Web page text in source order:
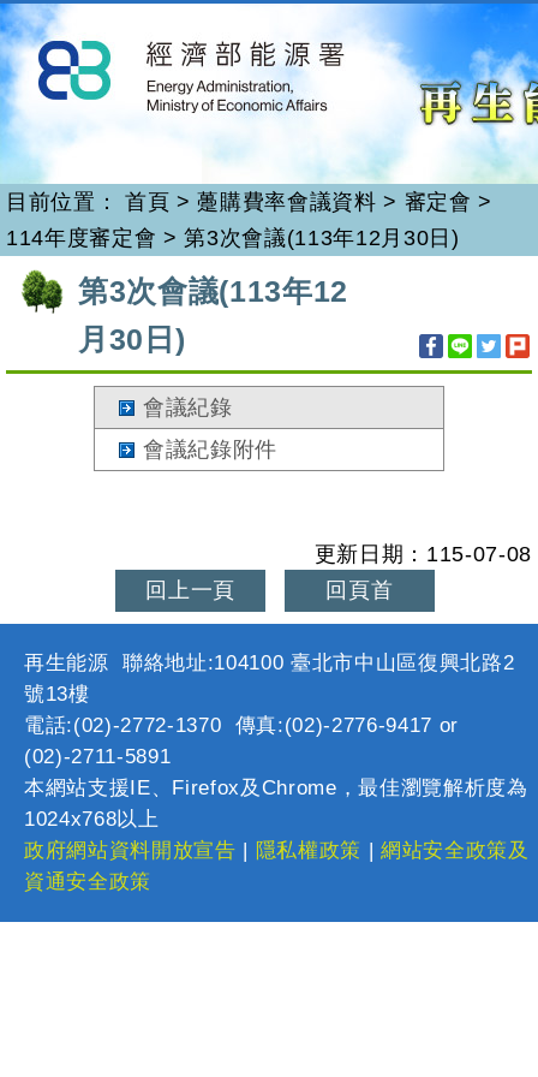
跳
到
主
要
內
再生能源
目前位置： 首頁 > 躉購費率會議資料 > 審定會 >
114年度審定會 >第3次會議(113年12月30日)
第3次會議(113年12
月30日)
會議紀錄
會議紀錄附件
更新日期：115-07-08
回上一頁
回頁首
再生能源 聯絡地址:104100 臺北市中山區復興北路2
號13樓
電話:(02)-2772-1370 傳真:(02)-2776-9417 or
(02)-2711-5891
本網站支援IE、Firefox及Chrome，最佳瀏覽解析度為
1024x768以上
政府網站資料開放宣告 | 隱私權政策 |網站安全政策及
資通安全政策